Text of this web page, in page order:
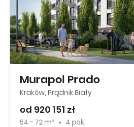
Murapol Prado
Kraków, Prądnik Biały
od 920 151 zł
54 - 72 m² 4 pok.